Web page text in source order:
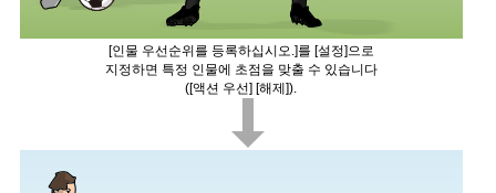
[인물 우선순위를 등록하십시오.]를 [설정]으로
지정하면 특정 인물에 초점을 맞출 수 있습니다
([액션 우선] [해제]).